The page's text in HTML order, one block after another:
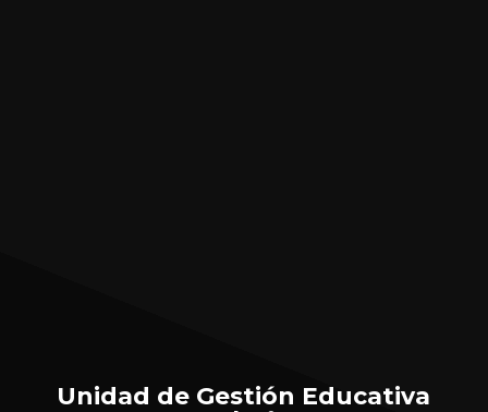
Unidad de Gestión Educativa